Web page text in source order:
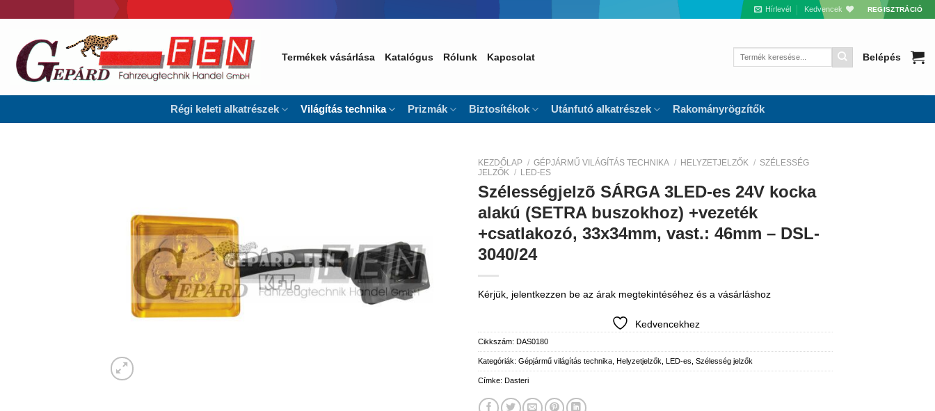
to
Hírlevél Kedvencek REGISZTRÁCIÓ
Termékek vásárlása Katalógus Rólunk Kapcsolat
Keresés
Belépés
Régi keleti alkatrészek Világítás technika Prizmák Biztosítékok Utánfutó alkatrészek Rakományrögzítők
KEZDŐLAP / GÉPJÁRMŰ VILÁGÍTÁS TECHNIKA / HELYZETJELZŐK / SZÉLESSÉG
JELZŐK / LED-ES
Szélességjelzõ SÁRGA 3LED-es 24V kocka
alakú (SETRA buszokhoz) +vezeték
+csatlakozó, 33x34mm, vast.: 46mm – DSL-
3040/24
Kérjük, jelentkezzen be az árak megtekintéséhez és a vásárláshoz
Kedvencekhez
Cikkszám: DAS0180
Kategóriák: Gépjármű világítás technika Helyzetjelzők LED-es Szélesség jelzők
Címke: Dasteri